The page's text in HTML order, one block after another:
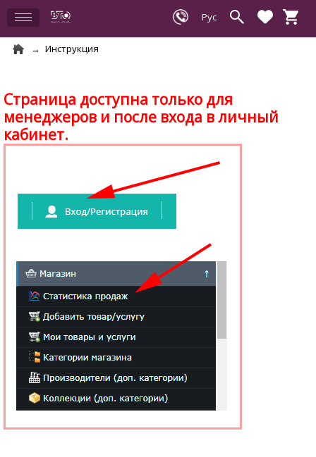
Инструкция
Страница доступна только для
менеджеров и после входа в личный
кабинет.